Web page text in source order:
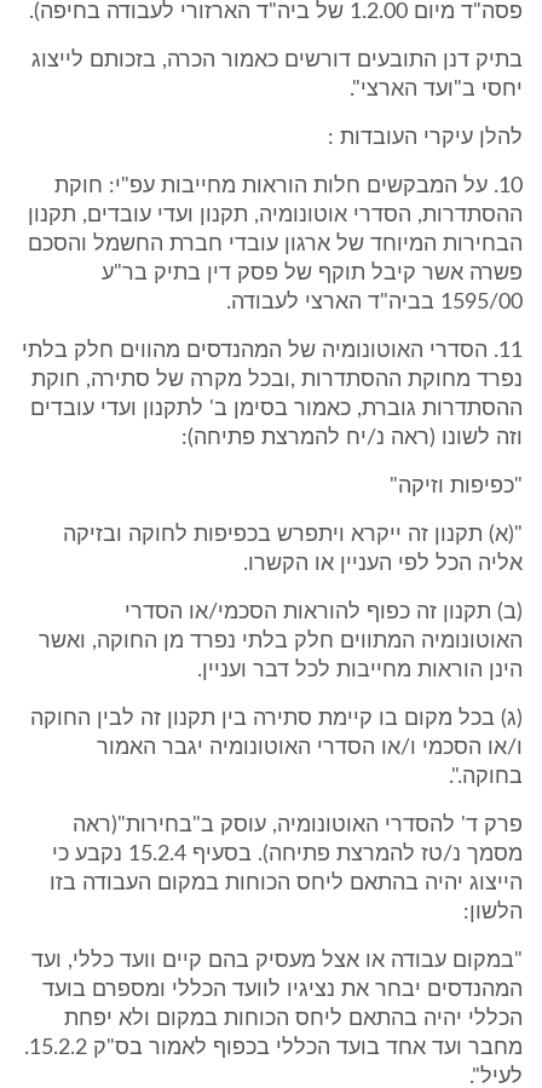
פסה"ד מיום 1.2.00 של ביה"ד הארזורי לעבודה בחיפה).
בתיק דנן התובעים דורשים כאמור הכרה, בזכותם לייצוג
יחסי ב"ועד הארצי".
להלן עיקרי העובדות :
10. על המבקשים חלות הוראות מחייבות עפ"י: חוקת
ההסתדרות, הסדרי אוטונומיה, תקנון ועדי עובדים, תקנון
הבחירות המיוחד של ארגון עובדי חברת החשמל והסכם
פשרה אשר קיבל תוקף של פסק דין בתיק בר"ע
1595/00 בביה"ד הארצי לעבודה.
11. הסדרי האוטונומיה של המהנדסים מהווים חלק בלתי
נפרד מחוקת ההסתדרות ,ובכל מקרה של סתירה, חוקת
ההסתדרות גוברת, כאמור בסימן ב' לתקנון ועדי עובדים
וזה לשונו (ראה נ/יח להמרצת פתיחה):
"כפיפות וזיקה"
"(א) תקנון זה ייקרא ויתפרש בכפיפות לחוקה ובזיקה
אליה הכל לפי העניין או הקשרו.
(ב) תקנון זה כפוף להוראות הסכמי/או הסדרי
האוטונומיה המתווים חלק בלתי נפרד מן החוקה, ואשר
הינן הוראות מחייבות לכל דבר ועניין.
(ג) בכל מקום בו קיימת סתירה בין תקנון זה לבין החוקה
ו/או הסכמי ו/או הסדרי האוטונומיה יגבר האמור
בחוקה.".
פרק ד' להסדרי האוטונומיה, עוסק ב"בחירות"(ראה
מסמך נ/טז להמרצת פתיחה). בסעיף 15.2.4 נקבע כי
הייצוג יהיה בהתאם ליחס הכוחות במקום העבודה בזו
הלשון:
"במקום עבודה או אצל מעסיק בהם קיים וועד כללי, ועד
המהנדסים יבחר את נציגיו לוועד הכללי ומספרם בועד
הכללי יהיה בהתאם ליחס הכוחות במקום ולא יפחת
מחבר ועד אחד בועד הכללי בכפוף לאמור בס"ק 15.2.2.
לעיל".